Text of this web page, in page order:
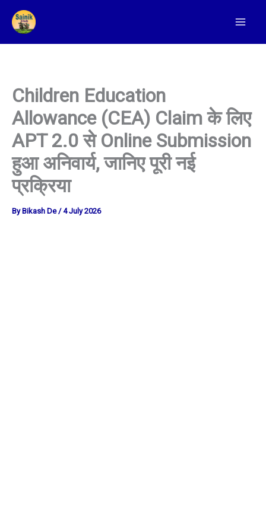
Skip
Children Education
Allowance (CEA) Claim के लिए
APT 2.0 से Online Submission
हुआ अनिवार्य, जानिए पूरी नई
प्रक्रिया
By Bikash De/4 July 2026